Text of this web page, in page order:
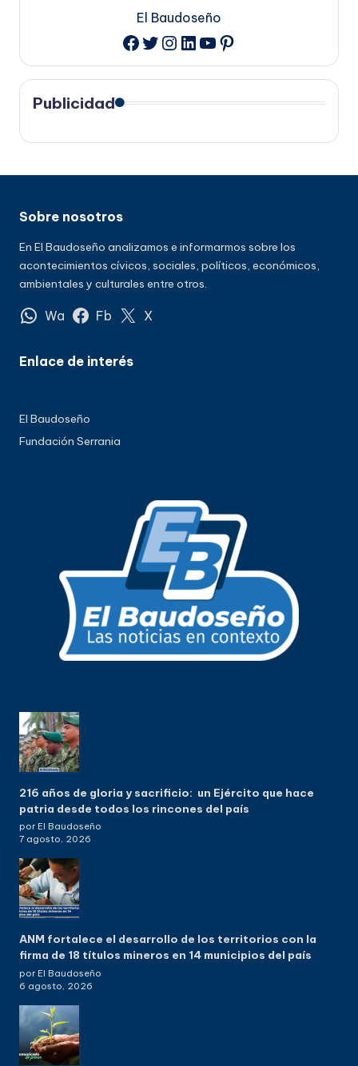
El Baudoseño
Facebook
Twitter
Instagram
LinkedIn
YouTube
Pinterest
Publicidad
Sobre nosotros
En El Baudoseño analizamos e informarmos sobre los
acontecimientos cívicos, sociales, políticos, económicos,
ambientales y culturales entre otros.
Wa Fb X
Enlace de interés
El Baudoseño
Fundación Serrania
216 años de gloria y sacrificio: un Ejército que hace
patria desde todos los rincones del país
por El Baudoseño
7 agosto, 2026
ANM fortalece el desarrollo de los territorios con la
firma de 18 títulos mineros en 14 municipios del país
por El Baudoseño
6 agosto, 2026